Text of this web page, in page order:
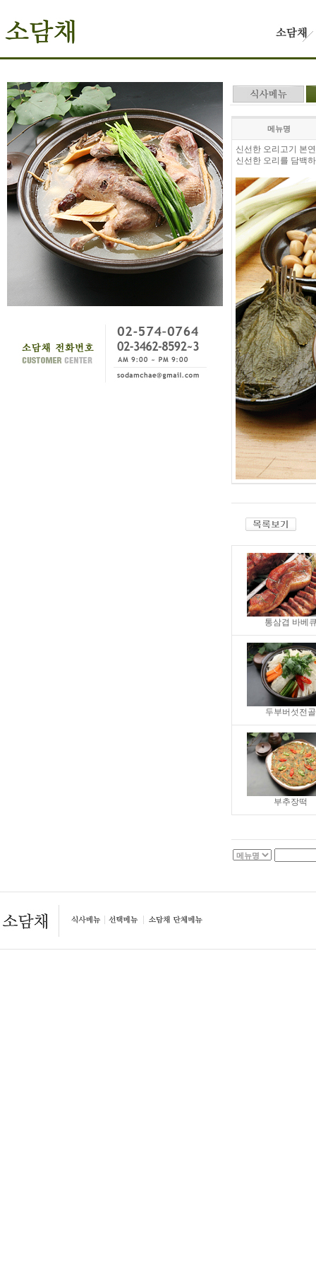
메뉴명
신선한 오리고기 본
신선한 오리를 담백
통삼겹 바베
두부버섯전골
부추장떡